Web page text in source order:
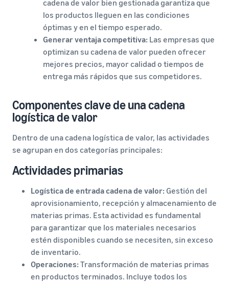
cadena de valor bien gestionada garantiza que
los productos lleguen en las condiciones
óptimas y en el tiempo esperado.
Generar ventaja competitiva: Las empresas que
optimizan su cadena de valor pueden ofrecer
mejores precios, mayor calidad o tiempos de
entrega más rápidos que sus competidores.
Componentes clave de una cadena
logística de valor
Dentro de una cadena logística de valor, las actividades
se agrupan en dos categorías principales:
Actividades primarias
Logística de entrada cadena de valor: Gestión del
aprovisionamiento, recepción y almacenamiento de
materias primas. Esta actividad es fundamental
para garantizar que los materiales necesarios
estén disponibles cuando se necesiten, sin exceso
de inventario.
Operaciones:Transformación de materias primas
en productos terminados. Incluye todos los